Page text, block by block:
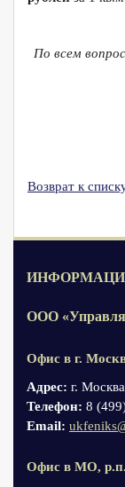
По всем
Возврат к
ООО
Офис в г.
Адрес: г.
Телефон: 8
Email:
Офис в МО,